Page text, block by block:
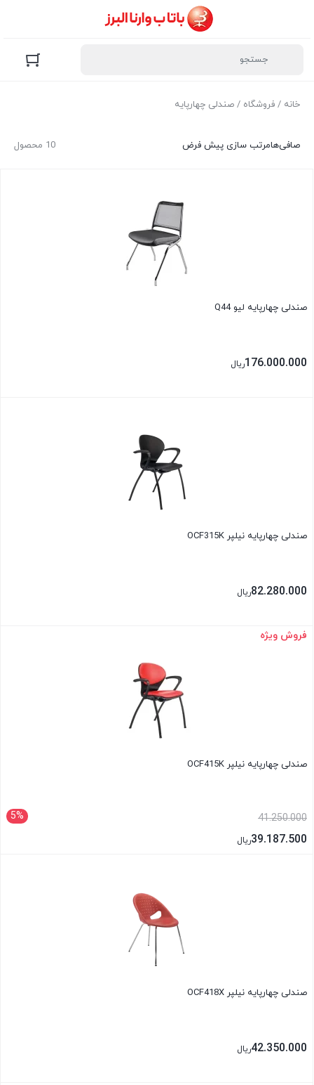
خانه / فروشگاه / صندلی چهارپایه
10 محصول صافی‌هامرتب سازی پیش فرض
صندلی چهارپایه لیو Q44
176.000.000ریال
صندلی چهارپایه نیلپر OCF315K
82.280.000ریال
بستن
فروش ویژه
صندلی چهارپایه نیلپر OCF415K
5% 41.250.000
39.187.500ریال
صندلی چهارپایه نیلپر OCF418X
42.350.000ریال